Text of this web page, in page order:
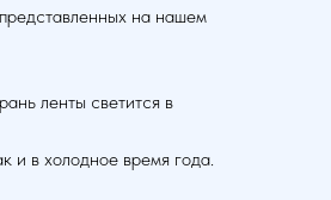
на нашем
ленты светится в
и в холодное время года.